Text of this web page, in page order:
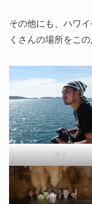
その他にも、ハワ
くさんの場所をこ
タイ